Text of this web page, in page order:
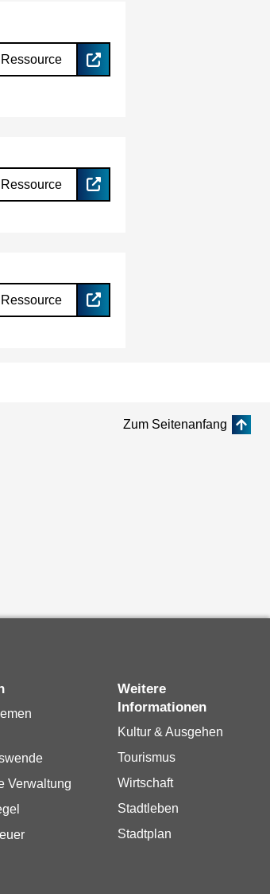
Zum Seitenanfang
Verwaltung
Weitere
Informationen
Kultur & Ausgehen
Tourismus
Wirtschaft
Stadtleben
Stadtplan